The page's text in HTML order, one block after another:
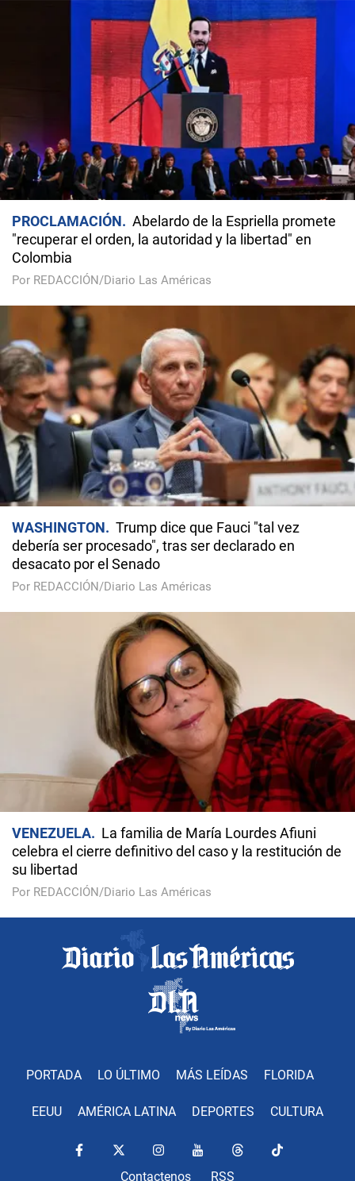
PROCLAMACIÓN
Abelardo de la Espriella promete
"recuperar el orden, la autoridad y la libertad" en
Colombia
Por REDACCIÓN/Diario Las Américas
WASHINGTON
Trump dice que Fauci "tal vez
debería ser procesado", tras ser declarado en
desacato por el Senado
Por REDACCIÓN/Diario Las Américas
VENEZUELA
La familia de María Lourdes Afiuni
celebra el cierre definitivo del caso y la restitución de
su libertad
Por REDACCIÓN/Diario Las Américas
PORTADA LO ÚLTIMO MÁS LEÍDAS FLORIDA
EEUU AMÉRICA LATINA DEPORTES CULTURA
Contactenos RSS